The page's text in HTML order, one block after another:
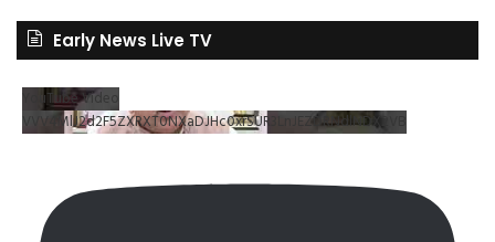
Early News Live TV
YouTube Video
VVV4MlJ2d2F5ZXRXT0NXaDJHc0xrSUR3LnJEZDRNdlNDX2VB